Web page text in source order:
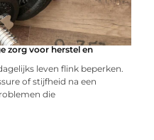
zorg voor herstel en
leven flink beperken.
of stijfheid na een
die